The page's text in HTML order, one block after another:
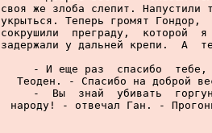
своя же злоба слепит.
укрыться. Теперь громят
сокрушили  преграду,  которой
задержали у дальней крепи.  А
- И еще раз  спасибо
Теоден. - Спасибо на доброй
-  Вы  знай  убивать
народу! - отвечал Ган. -